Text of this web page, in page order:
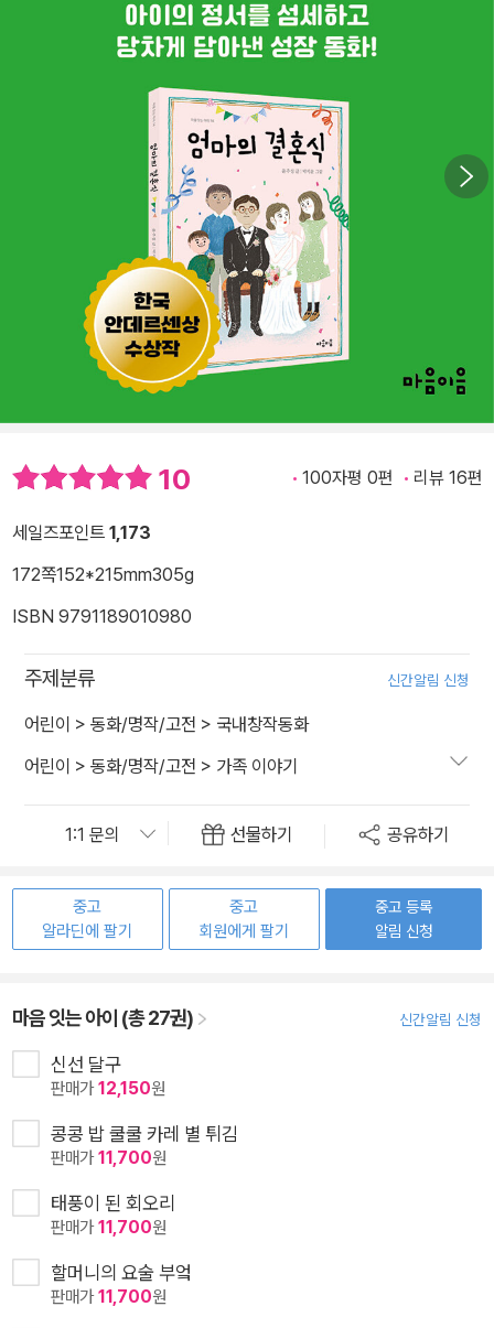
10 100자평 0편 리뷰 16편
세일즈포인트 1,173
172쪽152*215mm305g
ISBN 9791189010980
주제분류 신간알림 신청
어린이 > 동화/명작/고전 > 국내창작동화
어린이 > 동화/명작/고전 > 가족 이야기
선물하기 공유하기
중고
알라딘에 팔기
중고
회원에게 팔기
중고 등록
알림 신청
마음 잇는 아이 (총 27권) 신간알림 신청
신선 달구
판매가12,150원
콩콩 밥 쿨쿨 카레 별 튀김
판매가11,700원
태풍이 된 회오리
판매가11,700원
할머니의 요술 부엌
판매가11,700원